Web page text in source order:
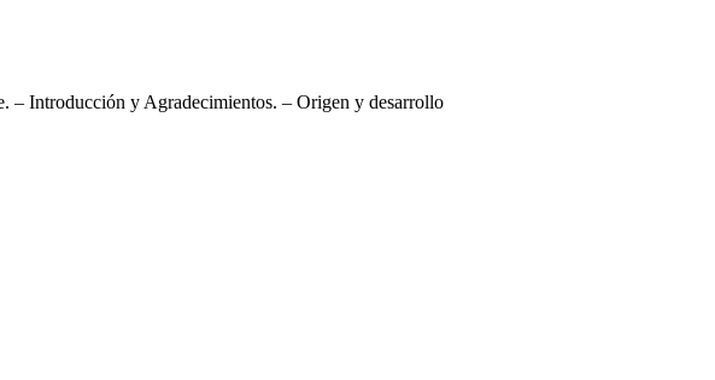
– Introducción y Agradecimientos. – Origen y desarrollo